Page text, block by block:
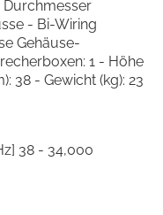
Durchmesser
- Bi-Wiring
Gehäuse-
1 - Höhe
38 - Gewicht (kg): 23
38 - 34,000